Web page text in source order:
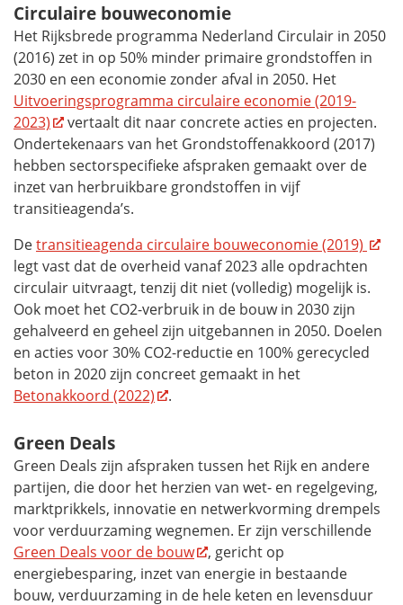
Circulaire bouweconomie
Het Rijksbrede programma Nederland Circulair in 2050
(2016) zet in op 50% minder primaire grondstoffen in
2030 en een economie zonder afval in 2050. Het
Uitvoeringsprogramma circulaire economie (2019-
2023)
vertaalt dit naar concrete acties en projecten.
Ondertekenaars van het Grondstoffenakkoord (2017)
hebben sectorspecifieke afspraken gemaakt over de
inzet van herbruikbare grondstoffen in vijf
transitieagenda’s.
Detransitieagenda circulaire bouweconomie (2019)
legt vast dat de overheid vanaf 2023 alle opdrachten
circulair uitvraagt, tenzij dit niet (volledig) mogelijk is.
Ook moet het CO2-verbruik in de bouw in 2030 zijn
gehalveerd en geheel zijn uitgebannen in 2050. Doelen
en acties voor 30% CO2-reductie en 100% gerecycled
beton in 2020 zijn concreet gemaakt in het
Betonakkoord (2022)
.
Green Deals
Green Deals zijn afspraken tussen het Rijk en andere
partijen, die door het herzien van wet- en regelgeving,
marktprikkels, innovatie en netwerkvorming drempels
voor verduurzaming wegnemen. Er zijn verschillende
Green Deals voor de bouw
, gericht op
energiebesparing, inzet van energie in bestaande
bouw, verduurzaming in de hele keten en levensduur